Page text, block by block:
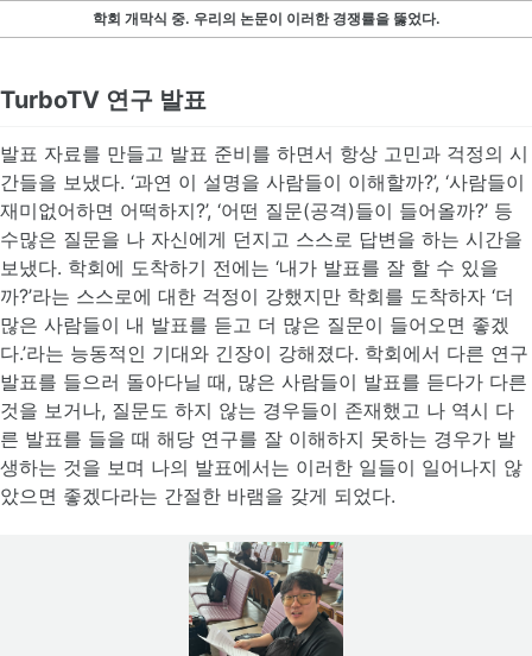
학회 개막식 중. 우리의 논문이 이러한 경쟁률을 뚫었다.
TurboTV 연구 발표
발표 자료를 만들고 발표 준비를 하면서 항상 고민과 걱정의 시
간들을 보냈다. ‘과연 이 설명을 사람들이 이해할까?’, ‘사람들이
재미없어하면 어떡하지?’, ‘어떤 질문(공격)들이 들어올까?’ 등
수많은 질문을 나 자신에게 던지고 스스로 답변을 하는 시간을
보냈다. 학회에 도착하기 전에는 ‘내가 발표를 잘 할 수 있을
까?’라는 스스로에 대한 걱정이 강했지만 학회를 도착하자 ‘더
많은 사람들이 내 발표를 듣고 더 많은 질문이 들어오면 좋겠
다.’라는 능동적인 기대와 긴장이 강해졌다. 학회에서 다른 연구
발표를 들으러 돌아다닐 때, 많은 사람들이 발표를 듣다가 다른
것을 보거나, 질문도 하지 않는 경우들이 존재했고 나 역시 다
른 발표를 들을 때 해당 연구를 잘 이해하지 못하는 경우가 발
생하는 것을 보며 나의 발표에서는 이러한 일들이 일어나지 않
았으면 좋겠다라는 간절한 바램을 갖게 되었다.